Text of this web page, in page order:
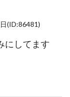
(ID:86481)
にしてます